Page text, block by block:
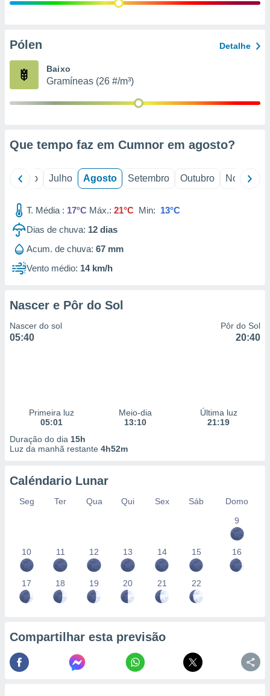
e
Pólen Detalhe
Baixo
Gramíneas (26 #/m³)
Que tempo faz em Cumnor em agosto?
Junho Julho Agosto Setembro Outubro Novembro
T. Média : 17°C Máx.: 21°C Min: 13°C
Dias de chuva: 12 dias
Acum. de chuva: 67 mm
Vento médio: 14 km/h
Nascer e Pôr do Sol
Nascer do sol
05:40
Pôr do Sol
20:40
Primeira luz
05:01
Meio-dia
13:10
Última luz
21:19
Duração do dia 15h
Luz da manhã restante 4h52m
Caléndario Lunar
Seg Ter Qua Qui Sex Sáb
Domo
9
10 11 12 13 14 15 16
17 18 19 20 21 22
Compartilhar esta previsão